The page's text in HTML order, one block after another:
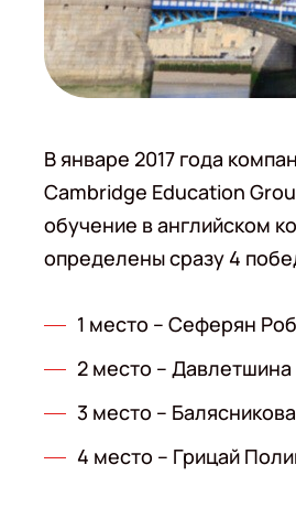
В январе 2017 года
Cambridge Education
обучение в английском
определены сразу 4
1 место – Сеферян
2 место –
3 место –
4 место – Грицай